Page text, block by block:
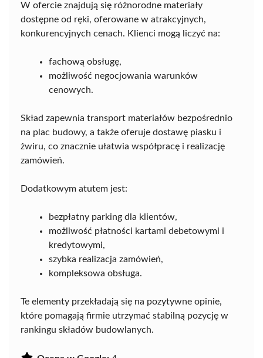
W ofercie znajdują się różnorodne materiały
dostępne od ręki, oferowane w atrakcyjnych,
konkurencyjnych cenach. Klienci mogą liczyć na:
fachową obsługę,
możliwość negocjowania warunków
cenowych.
Skład zapewnia transport materiałów bezpośrednio
na plac budowy, a także oferuje dostawę piasku i
żwiru, co znacznie ułatwia współpracę i realizację
zamówień.
Dodatkowym atutem jest:
bezpłatny parking dla klientów,
możliwość płatności kartami debetowymi i
kredytowymi,
szybka realizacja zamówień,
kompleksowa obsługa.
Te elementy przekładają się na pozytywne opinie,
które pomagają firmie utrzymać stabilną pozycję w
rankingu składów budowlanych.